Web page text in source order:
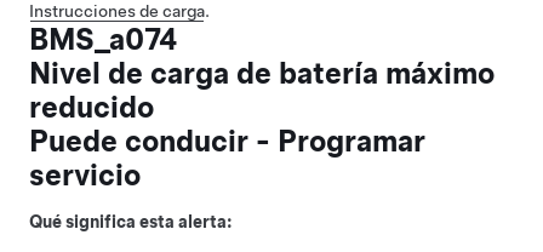
Instrucciones de carga.
BMS_a074
Nivel de carga de batería máximo
reducido
Puede conducir - Programar
servicio
Qué significa esta alerta: